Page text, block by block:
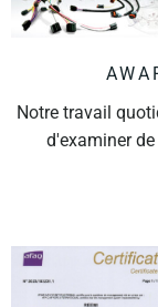
Notre travail
d'examiner